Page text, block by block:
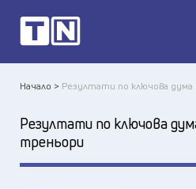
Начало > Резултати по ключова
Резултати по ключова
треньори